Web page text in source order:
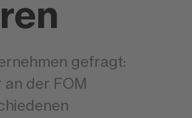
gefragt:
der FOM